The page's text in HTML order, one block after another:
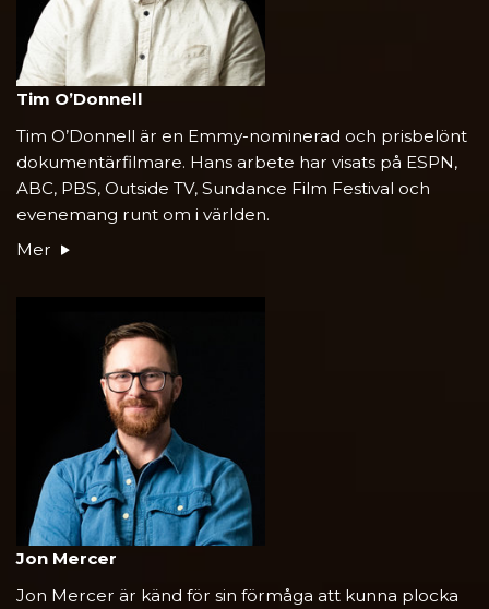
Tim O’Donnell
Tim O’Donnell är en Emmy-nominerad och prisbelönt
dokumentärfilmare. Hans arbete har visats på ESPN,
ABC, PBS, Outside TV, Sundance Film Festival och
evenemang runt om i världen.
Mer
Jon Mercer
Jon Mercer är känd för sin förmåga att kunna plocka